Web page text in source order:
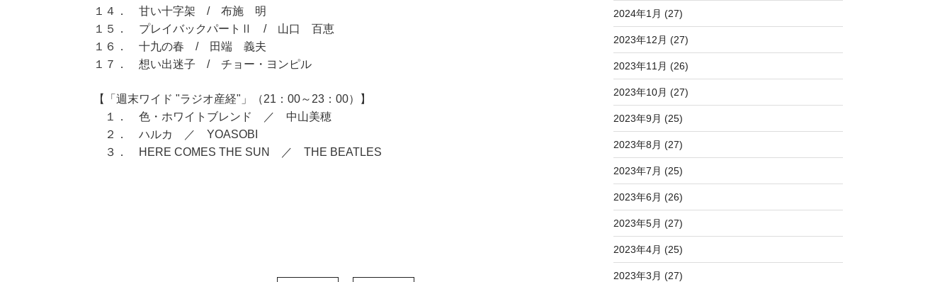
１４． 甘い十字架 / 布施 明
１５． プレイバックパートⅡ / 山口 百恵
１６． 十九の春 / 田端 義夫
１７． 想い出迷子 / チョー・ヨンピル
【「週末ワイド "ラジオ産経"」（21：00～23：00）】
１． 色・ホワイトブレンド ／ 中山美穂
２． ハルカ ／ YOASOBI
３． HERE COMES THE SUN ／ THE BEATLES
2024年1月 (27)
2023年12月 (27)
2023年11月 (26)
2023年10月 (27)
2023年9月 (25)
2023年8月 (27)
2023年7月 (25)
2023年6月 (26)
2023年5月 (27)
2023年4月 (25)
2023年3月 (27)